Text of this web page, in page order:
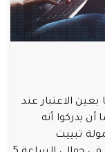
الاعتبار عند
يدركوا أنه
تبييت